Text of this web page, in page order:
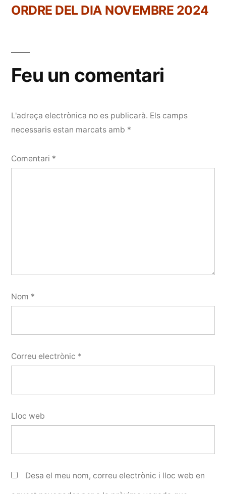
anterior:
ORDRE DEL DIA NOVEMBRE 2024
Feu un comentari
L'adreça electrònica no es publicarà. Els camps
necessaris estan marcats amb *
Comentari *
Nom *
Correu electrònic *
Lloc web
Desa el meu nom, correu electrònic i lloc web en